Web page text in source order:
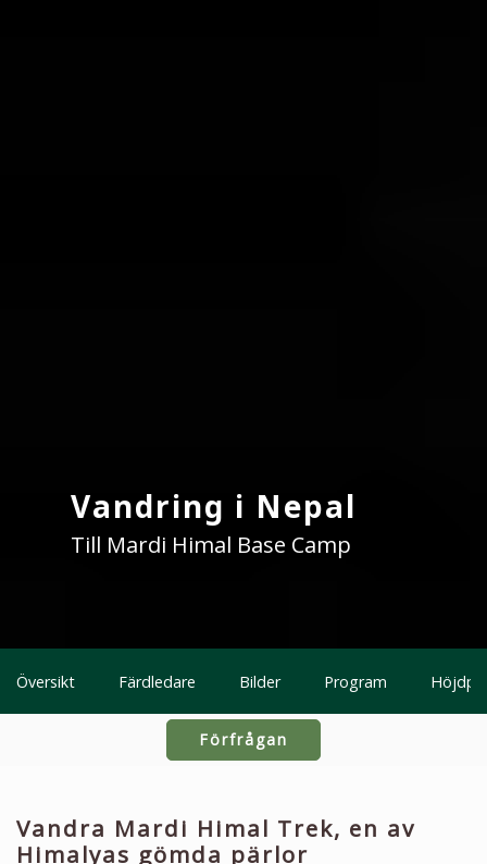
Vandring i Nepal
Till Mardi Himal Base Camp
Översikt Färdledare Bilder Program
Förfrågan
Vandra Mardi Himal Trek, en av
Himalyas gömda pärlor